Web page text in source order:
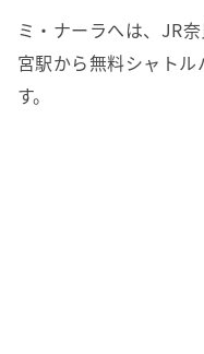
ミ・ナーラへは、JR
宮駅から無料シャト
す。